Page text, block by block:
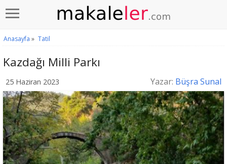
Anasayfa » Tatil
Kazdağı Milli Parkı
25 Haziran 2023 Yazar: Büşra Sunal